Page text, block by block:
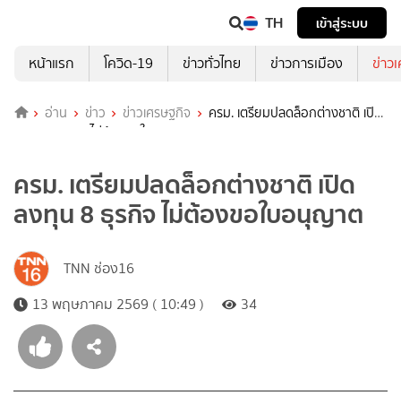
TH
เข้าสู่ระบบ
หน้าแรก
โควิด-19 ข่าวทั่วไทย ข่าวการเมือง ข่าว
อ่าน ข่าว ข่าวเศรษฐกิจ
ครม. เตรียมปลดล็อกต่างชาติ เปิด
ลงทุน 8 ธุรกิจ ไม่ต้องขอใบอนุญาต
ครม. เตรียมปลดล็อกต่างชาติ เปิด
ลงทุน 8 ธุรกิจ ไม่ต้องขอใบอนุญาต
TNN ช่อง16
13 พฤษภาคม 2569 ( 10:49 )
34